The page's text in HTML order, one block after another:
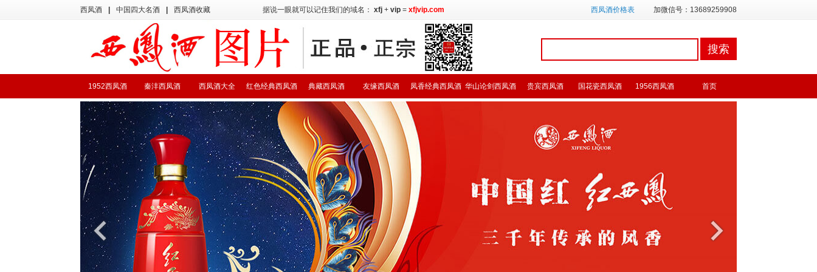
西凤酒 中国四大名酒 西凤酒收藏 据说一眼就可以记住我们的域名： xfj + vip = xfjvip.com 西凤酒价格表 加微信号：13689259908
首页
1956西凤酒
国花瓷西凤酒
贵宾西凤酒
华山论剑西凤酒
凤香经典西凤酒
友缘西凤酒
典藏西凤酒
红色经典西凤酒
西凤酒大全
秦沣西凤酒
1952西凤酒